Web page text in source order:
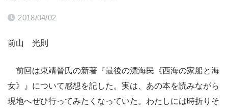
2018/04/02
前山 光則
前回は東靖晉氏の新著『最後の漂海民《西海の家船と海
女》』について感想を記した。実は、あの本を読みながら
現地へぜひ行ってみたくなっていた。わたしには時折りそ